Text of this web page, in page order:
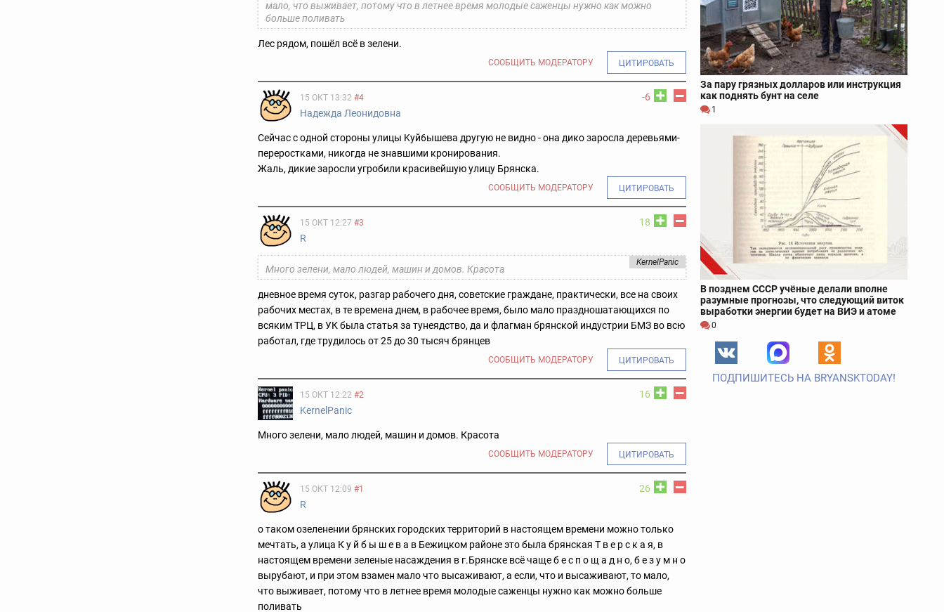
мало, что выживает, потому что в летнее время молодые саженцы нужно как можно
больше поливать
Лес рядом, пошёл всё в зелени.
СООБЩИТЬ МОДЕРАТОРУ ЦИТИРОВАТЬ
-6
15 ОКТ 13:32 #4
Надежда Леонидовна
Сейчас с одной стороны улицы Kyй6ышева другую не видно - она дикo заросла деревьями-
пepepocтками, никогда не знавшими кpoнирования.
Жаль, дикие заросли угpобили красивейшую улицу Брянска.
СООБЩИТЬ МОДЕРАТОРУ ЦИТИРОВАТЬ
18
15 ОКТ 12:27 #3
R
KernelPanic
Много зелени, мало людей, машин и домов. Красота
дневное время суток, разгар рабочего дня, советские граждане, практически, все на своих
рабочих местах, в те времена днем, в рабочее время, было мало праздношатающихся по
всяким ТРЦ, в УК была статья за тунеядство, да и флагман брянской индустрии БМЗ во всю
работал, где трудилось от 25 до 30 тысяч брянцев
СООБЩИТЬ МОДЕРАТОРУ ЦИТИРОВАТЬ
16
15 ОКТ 12:22 #2
KernelPanic
Много зелени, мало людей, машин и домов. Красота
СООБЩИТЬ МОДЕРАТОРУ ЦИТИРОВАТЬ
26
15 ОКТ 12:09 #1
R
о таком озеленении брянских городских территорий в настоящем времени можно только
мечтать, а улица К у й б ы ш е в а в Бежицком районе это была брянская Т в е р с к а я, в
настоящем времени зеленые насаждения в г.Брянске всё чаще б е с п о щ а д н о, б е з у м н о
вырубают, и при этом взамен мало что высаживают, а если, что и высаживают, то мало,
что выживает, потому что в летнее время молодые саженцы нужно как можно больше
поливать
За пару грязных долларов или инструкция
как поднять бунт на селе
1
В позднем СССР учёные делали вполне
разумные прогнозы, что следующий виток
выработки энергии будет на ВИЭ и атоме
0
ПОДПИШИТЕСЬ НА BRYANSKTODAY!